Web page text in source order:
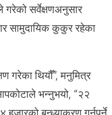
गरेको सर्वेक्षणअनुसार
सामुदायिक कुकुर रहेका
गरेका थियौँ”, मनुमित्र
भन्नुभयो, “२२